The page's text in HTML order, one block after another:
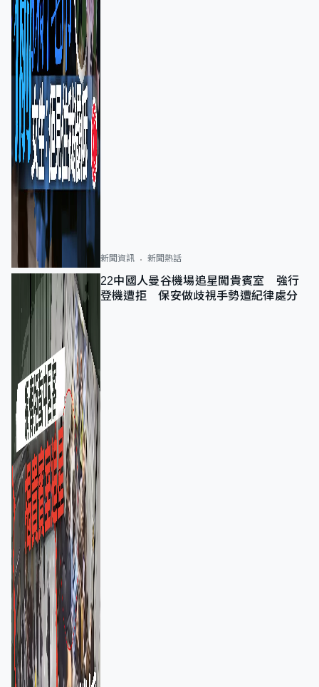
新聞資訊 新聞熱話
22中國人曼谷機場追星闖貴賓室 強行
登機遭拒 保安做歧視手勢遭紀律處分